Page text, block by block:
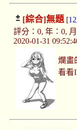
[綜合]無題[
評分：0, 年：0,
2020-01-31
爛畫
看看